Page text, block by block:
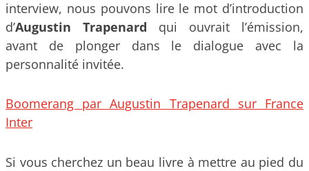
interview, nous pouvons lire le mot d’introduction
d’Augustin Trapenard qui ouvrait l’émission,
avant de plonger dans le dialogue avec la
personnalité invitée.
Boomerang par Augustin Trapenard sur France
Inter
Si vous cherchez un beau livre à mettre au pied du